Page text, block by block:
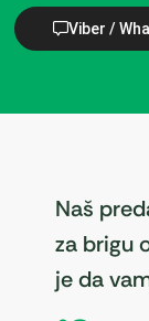
Viber /
Naš
za brigu
je da